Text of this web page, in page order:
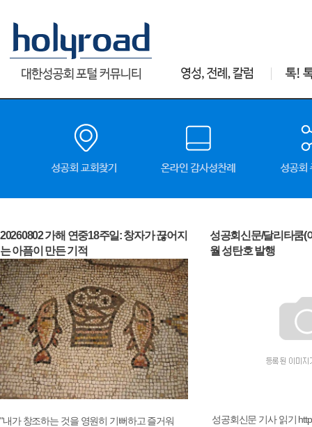
20260802 가해 연중18주일: 창자가 끊어지
는 아픔이 만든 기적
"내가 창조하는 것을 영원히 기뻐하고 즐거워
성공회신문/달리타쿰(
월 성탄호 발행
성공회신문 기사 읽기